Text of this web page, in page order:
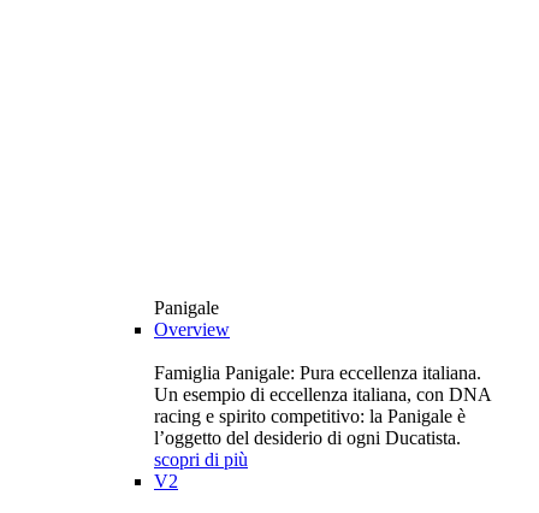
Panigale
Overview
Famiglia Panigale: Pura eccellenza italiana.
Un esempio di eccellenza italiana, con DNA
racing e spirito competitivo: la Panigale è
l’oggetto del desiderio di ogni Ducatista.
scopri di più
V2